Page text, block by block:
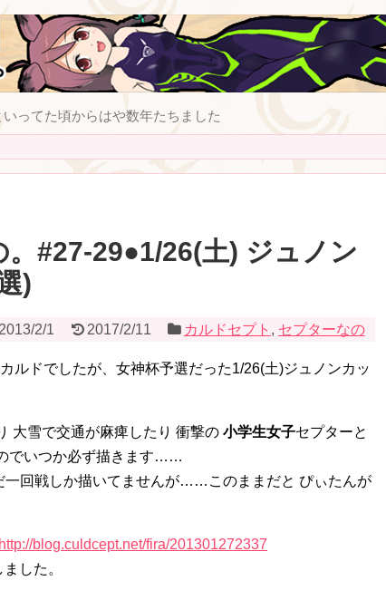
ってた頃からはや数年たちました
。#27-29●1/26(土) ジュノン
)
2013/2/1 2017/2/11 カルドセプト , セプターなの
ルドでしたが、女神杯予選だった1/26(土)ジュノンカッ
大雪で交通が麻痺したり 衝撃の 小学生女子セプターと
でいつか必ず描きます……
一回戦しか描いてませんが……このままだと ぴぃたんが
http://blog.culdcept.net/fira/201301272337
した。